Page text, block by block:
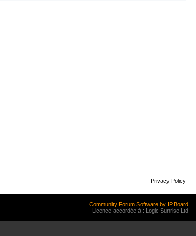
Privacy Policy
Community Forum Software by IP.Board
Licence accordée à : Logic Sunrise Ltd